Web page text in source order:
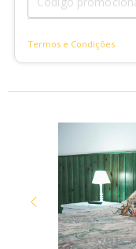
Termos e Condições